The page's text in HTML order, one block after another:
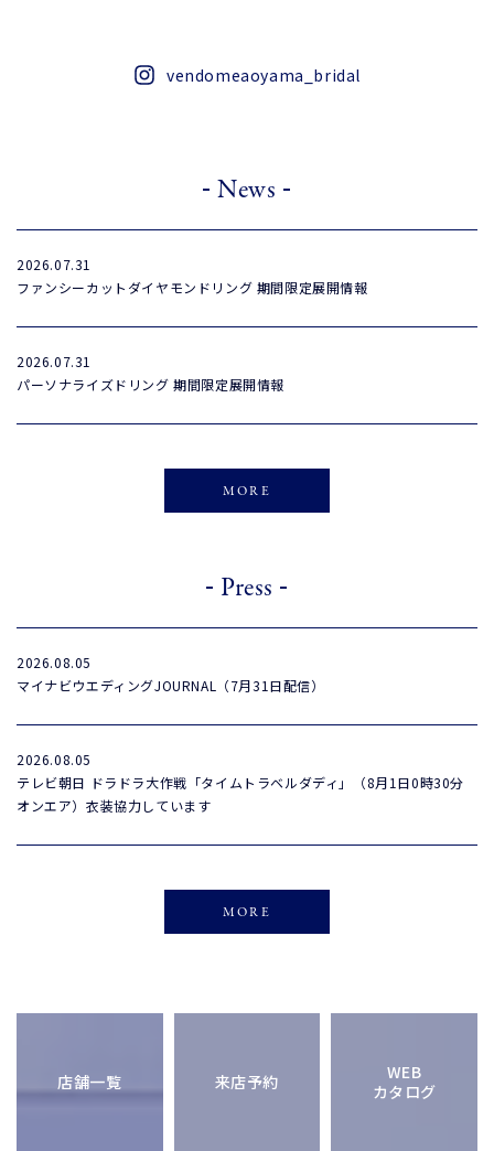
vendomeaoyama_bridal
- News -
2026.07.31
ファンシーカットダイヤモンドリング 期間限定展開情報
2026.07.31
パーソナライズドリング 期間限定展開情報
MORE
- Press -
2026.08.05
マイナビウエディングJOURNAL（7月31日配信）
2026.08.05
テレビ朝日 ドラドラ大作戦「タイムトラベルダディ」（8月1日0時30分
オンエア）衣装協力しています
MORE
店舗一覧 来店予約
WEB
カタログ